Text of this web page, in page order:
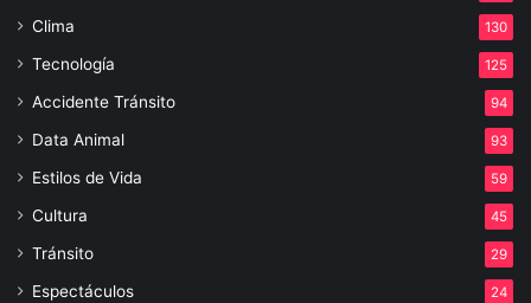
Clima 130
Tecnología 125
Accidente Tránsito 94
Data Animal 93
Estilos de Vida 59
Cultura 45
Tránsito 29
Espectáculos 24